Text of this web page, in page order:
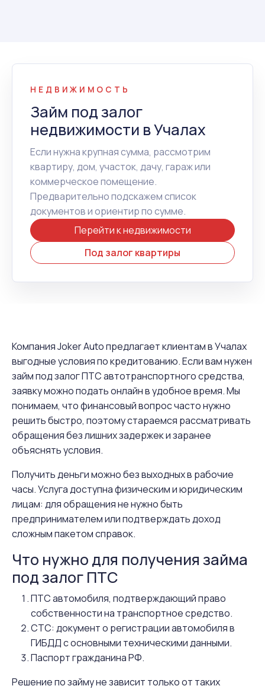
НЕДВИЖИМОСТЬ
Займ под залог
недвижимости в Учалах
Если нужна крупная сумма, рассмотрим
квартиру, дом, участок, дачу, гараж или
коммерческое помещение.
Предварительно подскажем список
документов и ориентир по сумме.
Перейти к недвижимости
Под залог квартиры
Компания Joker Auto предлагает клиентам в Учалах
выгодные условия по кредитованию. Если вам нужен
займ под залог ПТС автотранспортного средства,
заявку можно подать онлайн в удобное время. Мы
понимаем, что финансовый вопрос часто нужно
решить быстро, поэтому стараемся рассматривать
обращения без лишних задержек и заранее
объяснять условия.
Получить деньги можно без выходных в рабочие
часы. Услуга доступна физическим и юридическим
лицам: для обращения не нужно быть
предпринимателем или подтверждать доход
сложным пакетом справок.
Что нужно для получения займа
под залог ПТС
ПТС автомобиля, подтверждающий право
собственности на транспортное средство.
СТС: документ о регистрации автомобиля в
ГИБДД с основными техническими данными.
Паспорт гражданина РФ.
Решение по займу не зависит только от таких